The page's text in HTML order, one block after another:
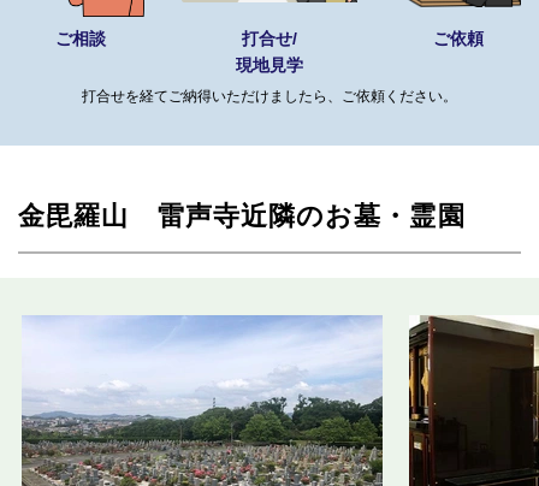
ご相談
打合せ/
現地見学
ご依頼
打合せを経てご納得いただけましたら、ご依頼ください。
金毘羅山 雷声寺近隣のお墓・霊園